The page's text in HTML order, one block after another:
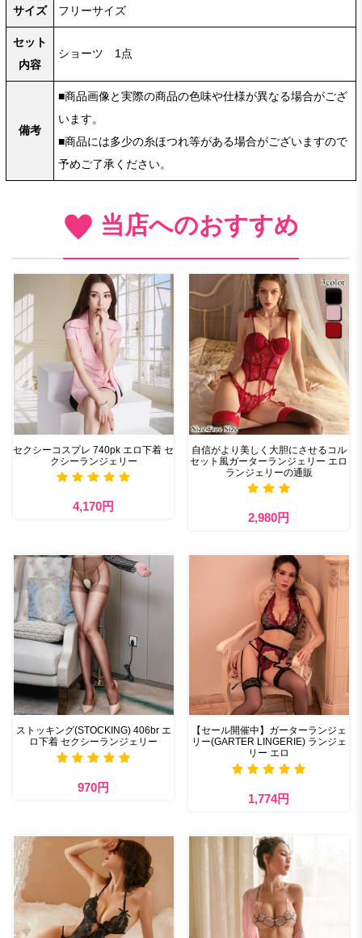
サイズ フリーサイズ
セット
内容
ショーツ 1点
備考
■商品画像と実際の商品の色味や仕様が異なる場合がござ
います。
■商品には多少の糸ほつれ等がある場合がございますので
予めご了承ください。
当店へのおすすめ
セクシーコスプレ 740pk エロ下着 セ
クシーランジェリー
4,170円
自信がより美しく大胆にさせるコル
セット風ガーターランジェリー エロ
ランジェリーの通販
2,980円
ストッキング(STOCKING) 406br エ
ロ下着 セクシーランジェリー
970円
【セール開催中】ガーターランジェ
リー(GARTER LINGERIE) ランジェ
リー エロ
1,774円